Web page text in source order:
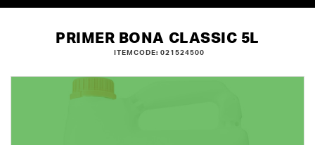
PRIMER BONA CLASSIC 5L
ITEMCODE: 021524500